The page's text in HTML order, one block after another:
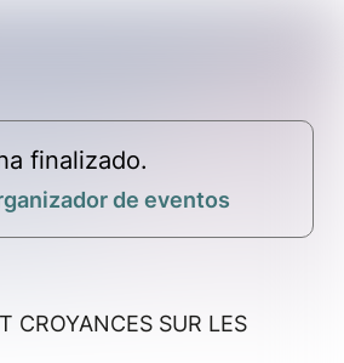
finalizado.
de eventos
CROYANCES SUR LES